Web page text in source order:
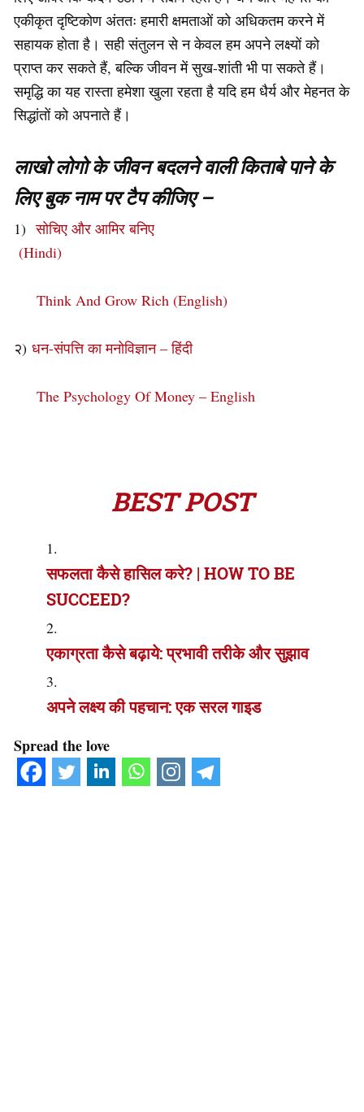
एकीकृत दृष्टिकोण अंततः हमारी क्षमताओं को अधिकतम करने में
सहायक होता है। सही संतुलन से न केवल हम अपने लक्ष्यों को
प्राप्त कर सकते हैं, बल्कि जीवन में सुख-शांती भी पा सकते हैं।
समृद्धि का यह रास्ता हमेशा खुला रहता है यदि हम धैर्य और मेहनत के
सिद्धांतों को अपनाते हैं।
लाखो लोगो के जीवन बदलने वाली किताबे पाने के
लिए बुक नाम पर टैप कीजिए –
1)सोचिए और आमिर बनिए
(Hindi)
Think And Grow Rich (English)
२) धन-संपत्ति का मनोविज्ञान – हिंदी
The Psychology Of Money – English
BEST POST
सफलता कैसे हासिल करे? | HOW TO BE
SUCCEED?
एकाग्रता कैसे बढ़ाये: प्रभावी तरीके और सुझाव
अपने लक्ष्य की पहचान: एक सरल गाइड
Spread the love